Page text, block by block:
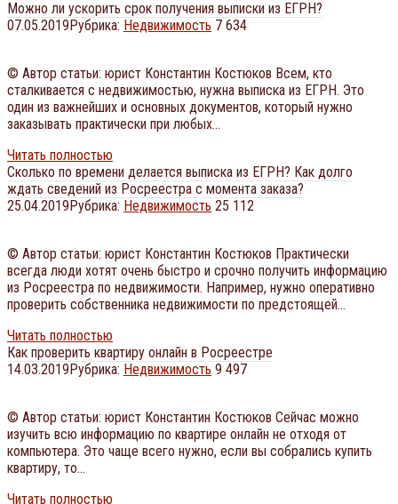
Можно ли ускорить срок получения выписки из ЕГРН?
07.05.2019Рубрика: Недвижимость 7 634
© Автор статьи: юрист Константин Костюков Всем, кто
сталкивается с недвижимостью, нужна выписка из ЕГРН. Это
один из важнейших и основных документов, который нужно
заказывать практически при любых…
Читать полностью
Сколько по времени делается выписка из ЕГРН? Как долго
ждать сведений из Росреестра с момента заказа?
25.04.2019Рубрика: Недвижимость 25 112
© Автор статьи: юрист Константин Костюков Практически
всегда люди хотят очень быстро и срочно получить информацию
из Росреестра по недвижимости. Например, нужно оперативно
проверить собственника недвижимости по предстоящей…
Читать полностью
Как проверить квартиру онлайн в Росреестре
14.03.2019Рубрика: Недвижимость 9 497
© Автор статьи: юрист Константин Костюков Сейчас можно
изучить всю информацию по квартире онлайн не отходя от
компьютера. Это чаще всего нужно, если вы собрались купить
квартиру, то…
Читать полностью